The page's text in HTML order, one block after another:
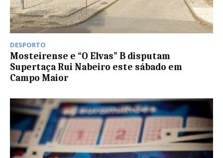
DESPORTO
Mosteirense e “O Elvas” B disputam
Supertaça Rui Nabeiro este sábado em
Campo Maior